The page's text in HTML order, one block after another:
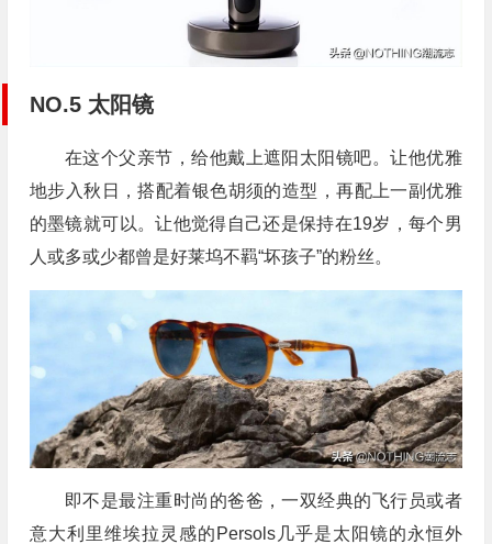
NO.5 太阳镜
在这个父亲节，给他戴上遮阳太阳镜吧。让他优雅
地步入秋日，搭配着银色胡须的造型，再配上一副优雅
的墨镜就可以。让他觉得自己还是保持在19岁，每个男
人或多或少都曾是好莱坞不羁“坏孩子”的粉丝。
即不是最注重时尚的爸爸，一双经典的飞行员或者
意大利里维埃拉灵感的Persols几乎是太阳镜的永恒外